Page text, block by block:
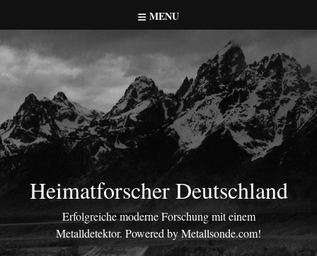
to
content
MENU
Heimatforscher Deutschland
Erfolgreiche moderne Forschung mit einem
Metalldetektor. Powered by Metallsonde.com!